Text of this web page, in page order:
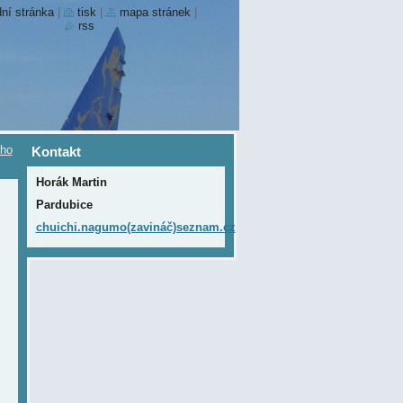
Kontakt
Horák Martin
Pardubice
chuichi.nagumo(zavináč)seznam.cz
stránka tisk mapa stránek
rss